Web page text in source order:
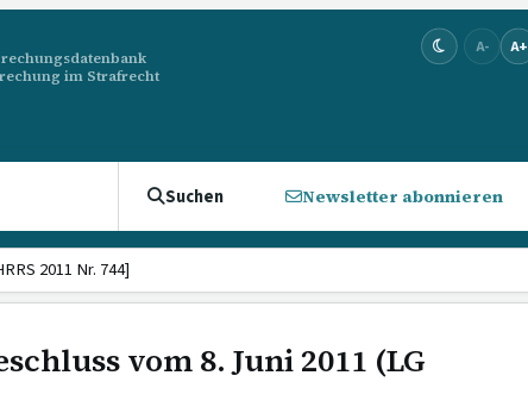
im Strafrecht
A- A+
Suchen Newsletter abonnieren
2011 Nr. 744]
vom 8. Juni 2011 (LG